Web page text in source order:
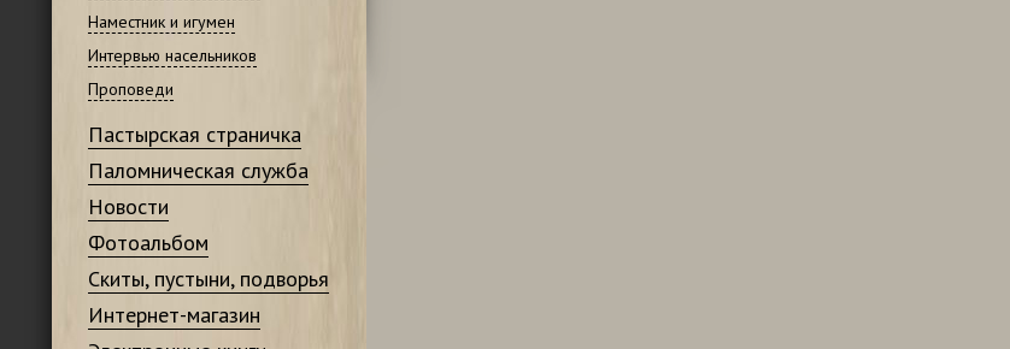
Наместник и игумен
Интервью насельников
Проповеди
Пастырская страничка
Паломническая служба
Новости
Фотоальбом
Скиты, пустыни, подворья
Интернет-магазин